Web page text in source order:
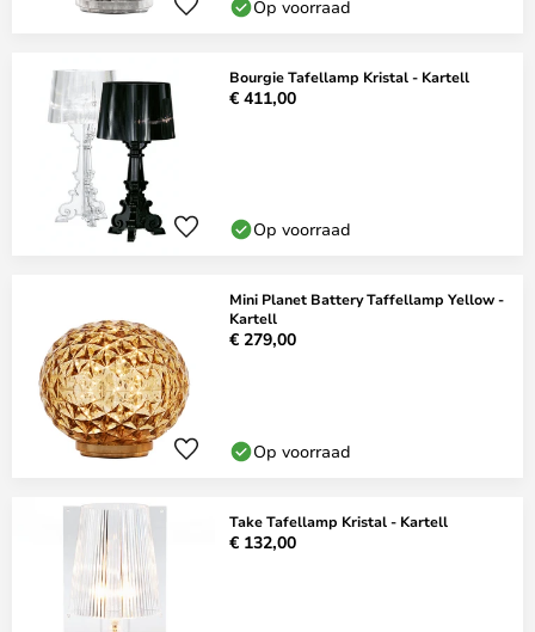
Op voorraad
Bourgie Tafellamp Kristal - Kartell
€ 411,00
Op voorraad
Mini Planet Battery Taffellamp Yellow -
Kartell
€ 279,00
Op voorraad
Take Tafellamp Kristal - Kartell
€ 132,00